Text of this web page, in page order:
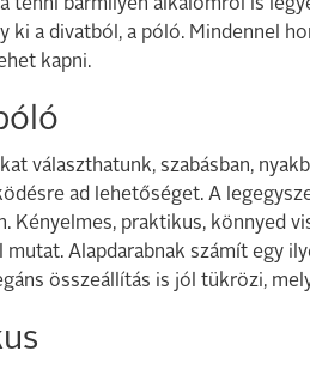
tenni bármilyen alkalomról is
ki a divatból, a póló. Mindennel
kapni.
választhatunk, szabásban,
ad lehetőséget. A
Kényelmes, praktikus, könnyed
mutat. Alapdarabnak számít egy
összeállítás is jól tükrözi,